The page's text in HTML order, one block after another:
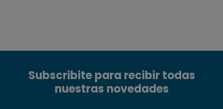
Subscribite para recibir todas
nuestras novedades